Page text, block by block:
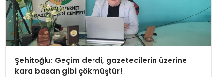
Şehitoğlu: Geçim derdi, gazetecilerin üzerine
kara basan gibi çökmüştür!